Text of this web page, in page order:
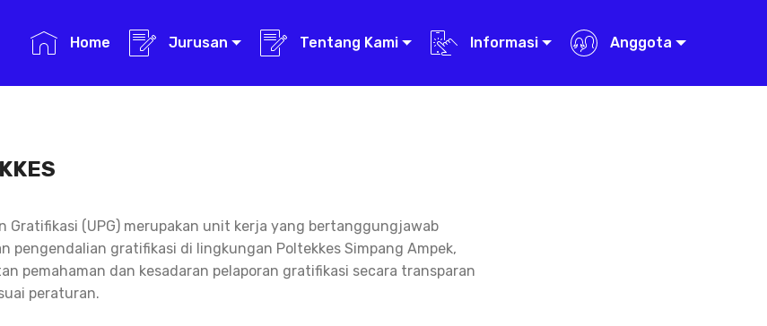
Home Jurusan Tentang Kami Informasi Anggota
Gratifikasi (UPG) merupakan unit kerja yang bertanggungjawab
pengendalian gratifikasi di lingkungan Poltekkes Simpang Ampek,
pemahaman dan kesadaran pelaporan gratifikasi secara transparan
peraturan.